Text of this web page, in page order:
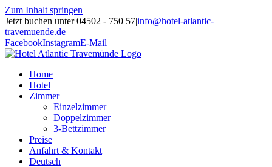
Zum Inhalt springen
Jetzt buchen unter 04502 - 750 57|info@hotel-atlantic-
travemuende.de
FacebookInstagramE-Mail
Home
Hotel
Zimmer
Einzelzimmer
Doppelzimmer
3-Bettzimmer
Preise
Anfahrt & Kontakt
Deutsch